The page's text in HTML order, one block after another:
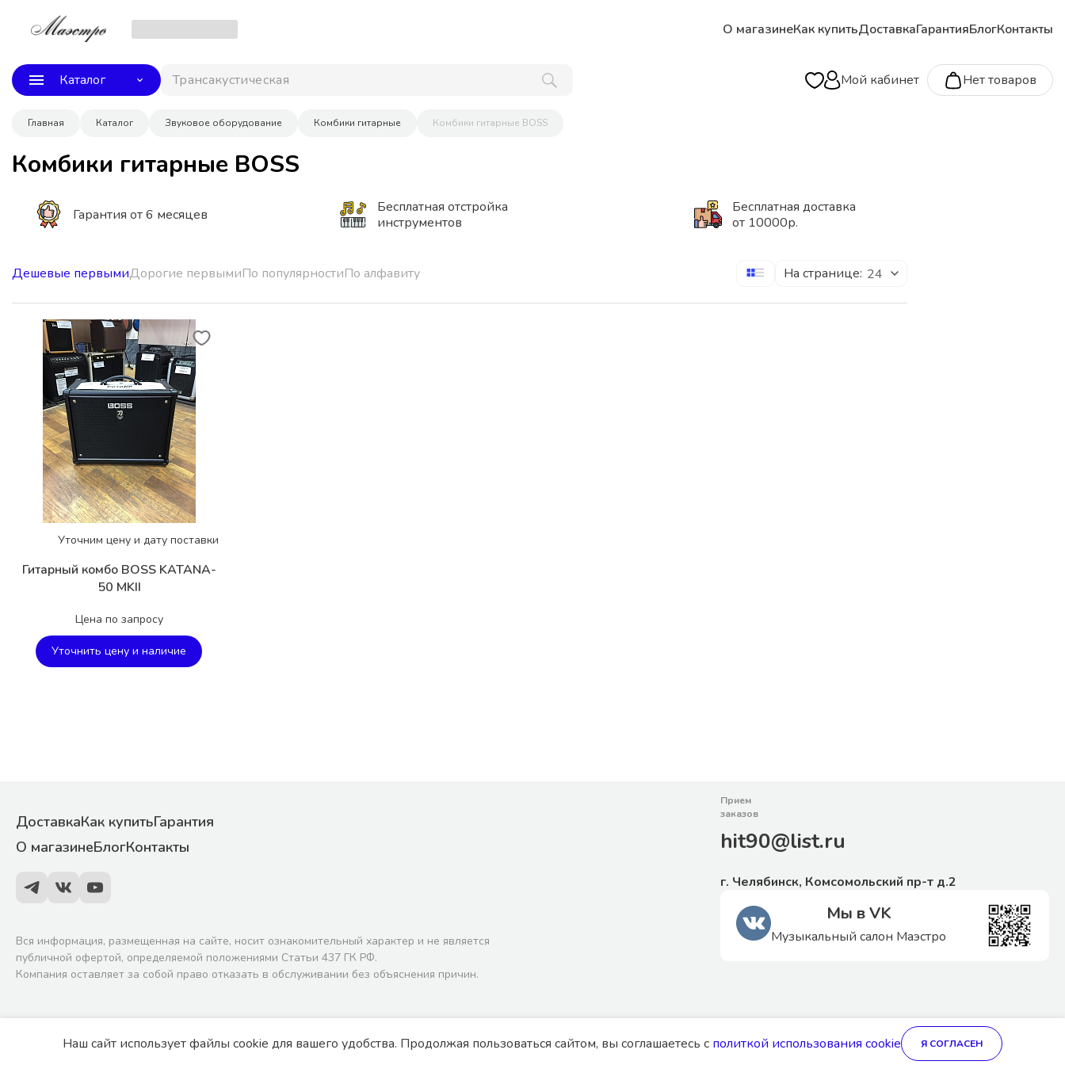
О магазинеКак купитьДоставкаГарантияБлогКонтакты
Каталог Трансакустическая г Мой кабинет Нет товаров
Главная Каталог Звуковое оборудование Комбики гитарные Комбики гитарные BOSS
Комбики гитарные BOSS
Гарантия от 6 месяцев
Бесплатная отстройка
инструментов
Бесплатная доставка
от 10000р.
Дешевые первымиДорогие первымиПо популярностиПо алфавиту На странице: 24
Уточним цену и дату поставки
Гитарный комбо BOSS KATANA-
50 MKII
Цена по запросу
Уточнить цену и наличие
ДоставкаКак купитьГарантия
О магазинеБлогКонтакты
Прием
заказов
hit90@list.ru
г. Челябинск, Комсомольский пр-т д.2
Вся информация, размещенная на сайте, носит ознакомительный характер и не является
публичной офертой, определяемой положениями Статьи 437 ГК РФ.
Компания оставляет за собой право отказать в обслуживании без объяснения причин.
Мы в VK
Музыкальный салон Маэстро
ТехнологииStranke.ru
Наш сайт использует файлы cookie для вашего удобства. Продолжая пользоваться сайтом, вы соглашаетесь с политкой использования cookie Я СОГЛАСЕН